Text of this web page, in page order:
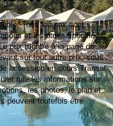
Tous les prix sont
et les dates spécifiées,
prix montré à la page de
sur tout autre prix, sous
la session en cours.Transat
que les informations sur
les photos, le plan et
peuvent toutefois être